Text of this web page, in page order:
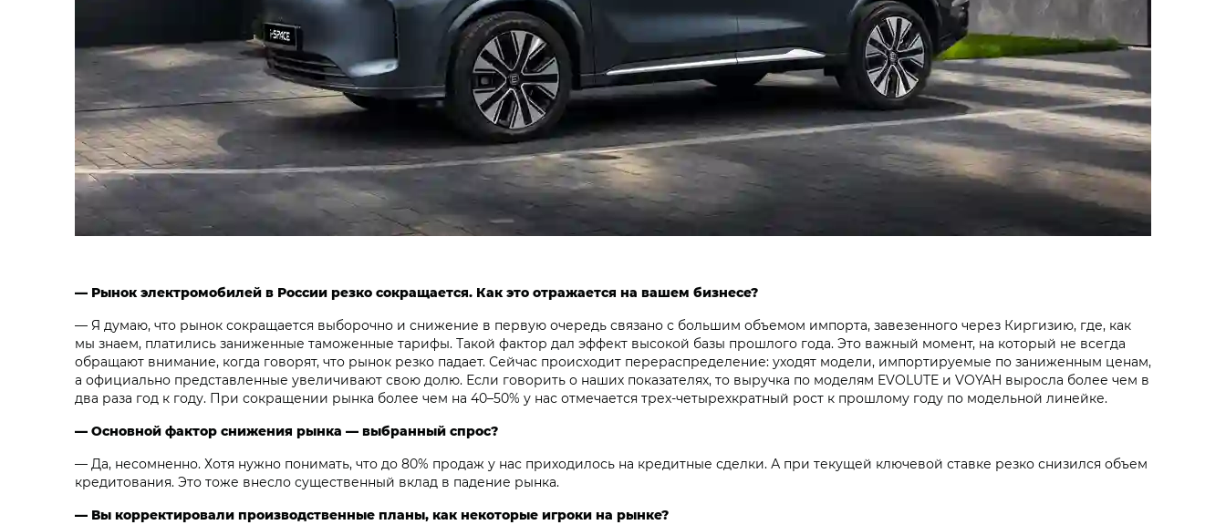
— Рынок электромобилей в России резко сокращается. Как это отражается на вашем бизнесе?
— Я думаю, что рынок сокращается выборочно и снижение в первую очередь связано с большим объемом импорта, завезенного через Киргизию, где, как
мы знаем, платились заниженные таможенные тарифы. Такой фактор дал эффект высокой базы прошлого года. Это важный момент, на который не всегда
обращают внимание, когда говорят, что рынок резко падает. Сейчас происходит перераспределение: уходят модели, импортируемые по заниженным ценам,
а официально представленные увеличивают свою долю. Если говорить о наших показателях, то выручка по моделям EVOLUTE и VOYAH выросла более чем в
два раза год к году. При сокращении рынка более чем на 40–50% у нас отмечается трех-четырехкратный рост к прошлому году по модельной линейке.
— Основной фактор снижения рынка — выбранный спрос?
— Да, несомненно. Хотя нужно понимать, что до 80% продаж у нас приходилось на кредитные сделки. А при текущей ключевой ставке резко снизился объем
кредитования. Это тоже внесло существенный вклад в падение рынка.
— Вы корректировали производственные планы, как некоторые игроки на рынке?